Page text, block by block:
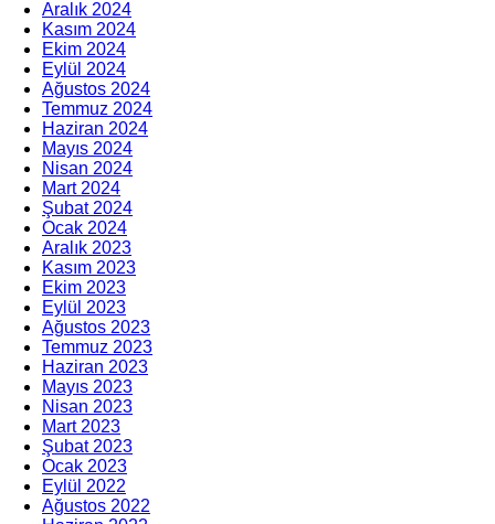
Aralık 2024
Kasım 2024
Ekim 2024
Eylül 2024
Ağustos 2024
Temmuz 2024
Haziran 2024
Mayıs 2024
Nisan 2024
Mart 2024
Şubat 2024
Ocak 2024
Aralık 2023
Kasım 2023
Ekim 2023
Eylül 2023
Ağustos 2023
Temmuz 2023
Haziran 2023
Mayıs 2023
Nisan 2023
Mart 2023
Şubat 2023
Ocak 2023
Eylül 2022
Ağustos 2022